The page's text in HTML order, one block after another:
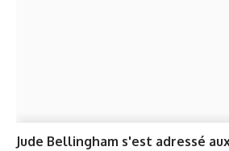
Jude Bellingham s'est adressé